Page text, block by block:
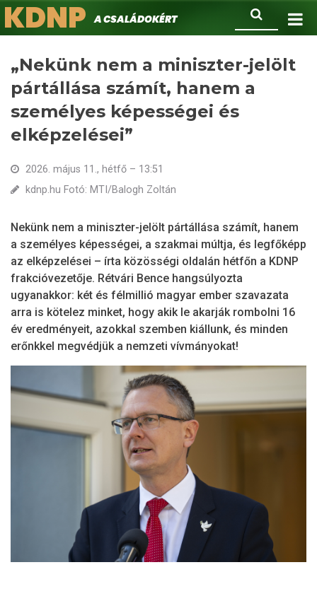
Ugrás
a
Keresés
KDNPA családokért.
„Nekünk nem a miniszter-jelölt
pártállása számít, hanem a
személyes képességei és
elképzelései”
2026. május 11., hétfő – 13:51
kdnp.hu Fotó: MTI/Balogh Zoltán
Nekünk nem a miniszter-jelölt pártállása számít, hanem
a személyes képességei, a szakmai múltja, és legfőképp
az elképzelései – írta közösségi oldalán hétfőn a KDNP
frakcióvezetője. Rétvári Bence hangsúlyozta
ugyanakkor: két és félmillió magyar ember szavazata
arra is kötelez minket, hogy akik le akarják rombolni 16
év eredményeit, azokkal szemben kiállunk, és minden
erőnkkel megvédjük a nemzeti vívmányokat!